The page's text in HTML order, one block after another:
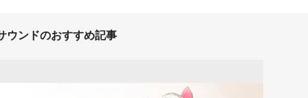
ウンドのおすすめ記事